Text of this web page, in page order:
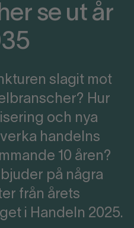
se ut år
slagit mot
Hur
och nya
handelns
10 åren?
på några
från årets
i Handeln 2025.